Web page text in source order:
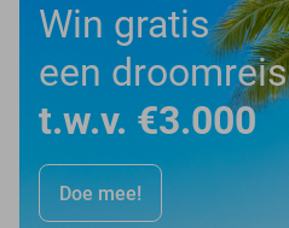
Win gratis
een droomreis
t.w.v. €3.000
Doe mee!